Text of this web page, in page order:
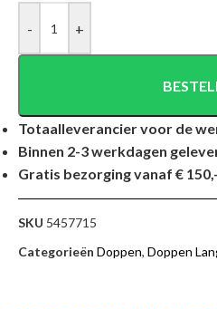
- +
Totaalleverancier voor de
Binnen 2-3 werkdagen
Gratis bezorging vanaf € 150,-
SKU 5457715
Categorieën Doppen, Doppen